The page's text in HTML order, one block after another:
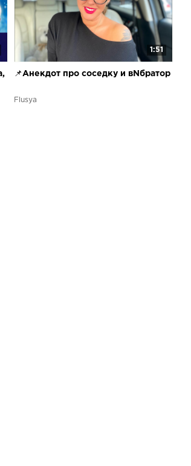
1:51
📌Анекдот про соседку и вNбратор
Flusya